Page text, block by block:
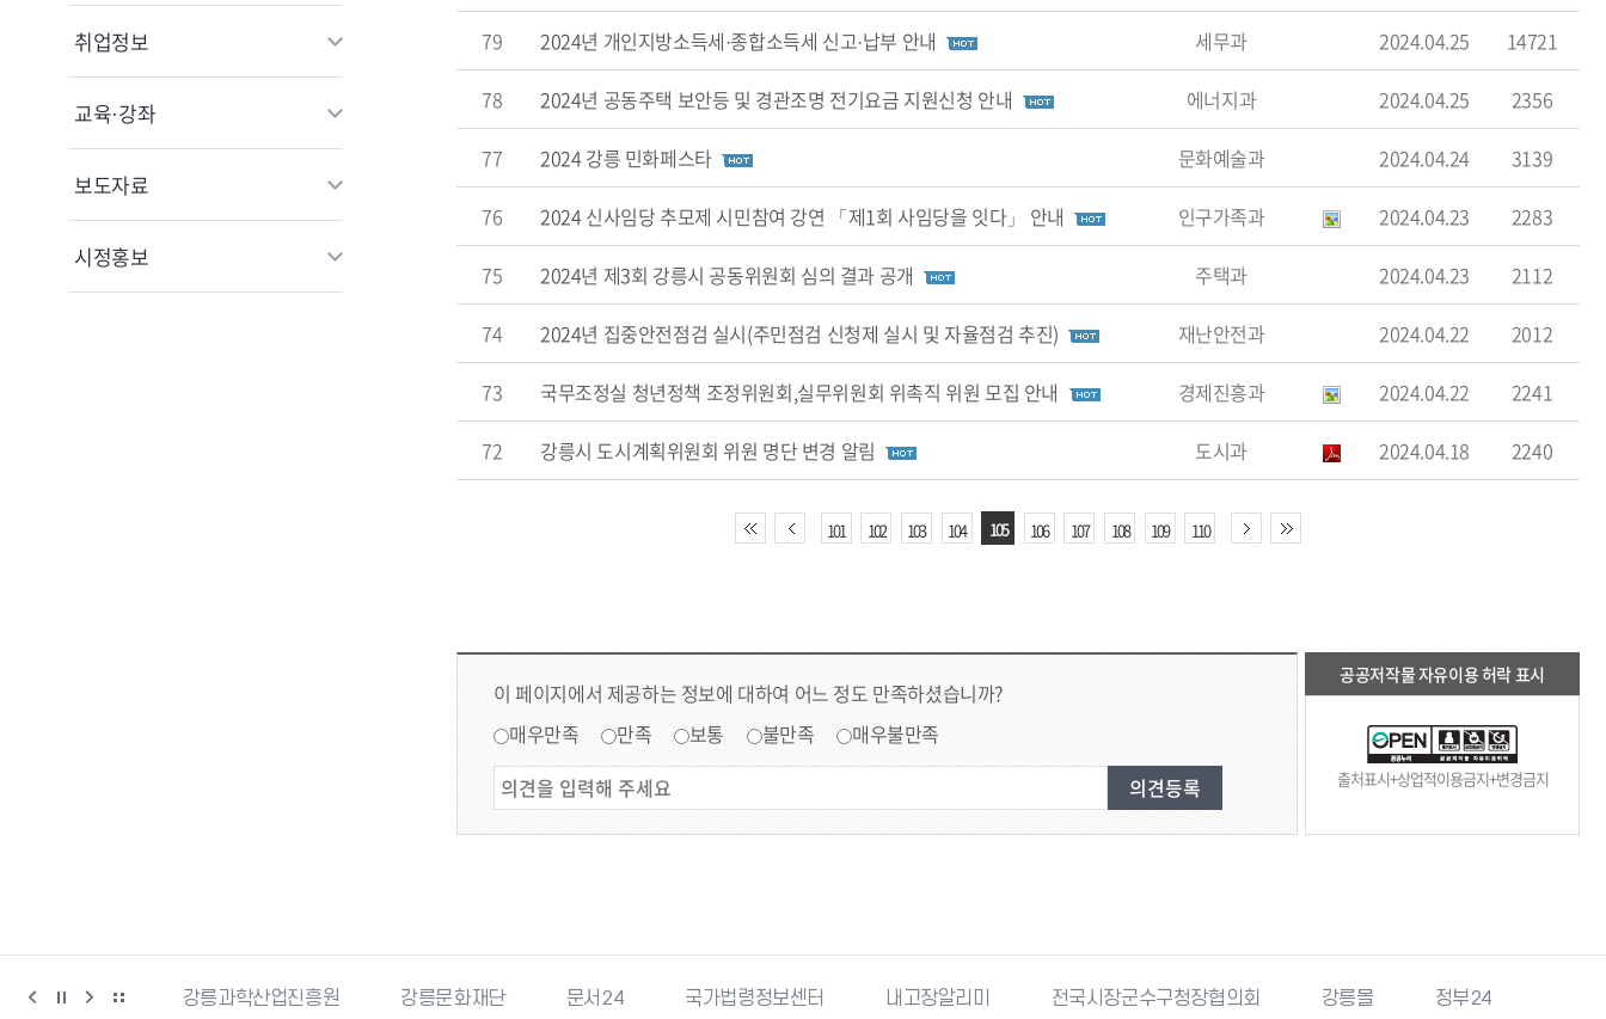
취업정보
교육·강좌
보도자료
시정홍보
79 2024년 개인지방소득세·종합소득세 신고·납부 안내 세무과 2024.04.25 14721
78 2024년 공동주택 보안등 및 경관조명 전기요금 지원신청 안내 에너지과 2024.04.25 2356
77 2024 강릉 민화페스타 문화예술과 2024.04.24 3139
76 2024 신사임당 추모제 시민참여 강연 「제1회 사임당을 잇다」 안내 인구가족과 2024.04.23 2283
75 2024년 제3회 강릉시 공동위원회 심의 결과 공개 주택과 2024.04.23 2112
74 2024년 집중안전점검 실시(주민점검 신청제 실시 및 자율점검 추진) 재난안전과 2024.04.22 2012
73 국무조정실 청년정책 조정위원회,실무위원회 위촉직 위원 모집 안내 경제진흥과 2024.04.22 2241
72 강릉시 도시계획위원회 위원 명단 변경 알림 도시과 2024.04.18 2240
101 102 103 104 105 106 107 108 109 110
이 페이지에서 제공하는 정보에 대하여 어느 정도 만족하셨습니까?
매우만족
만족 보통 불만족 매우불만족
공공저작물 자유이용 허락 표시
출처표시+상업적이용금지+변경금지
강릉커피축제 강릉과학산업진흥원 강릉문화재단 문서24 국가법령정보센터 내고장알리미 전국시장군수구청장협의회 강릉몰 정부24